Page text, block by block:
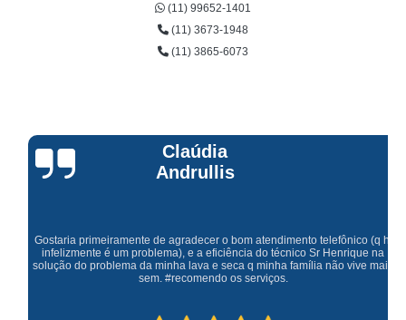
(11) 99652-1401
(11) 3673-1948
(11) 3865-6073
Claúdia
Andrullis
Gostaria primeiramente de agradecer o bom atendimento telefônico (q hj
infelizmente é um problema), e a eficiência do técnico Sr Henrique na
solução do problema da minha lava e seca q minha família não vive mais
sem. #recomendo os serviços.